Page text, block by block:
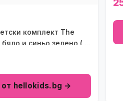
комплект The
и синьо зелено ( 3
от hellokids.bg →